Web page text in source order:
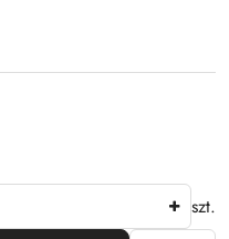
szt.